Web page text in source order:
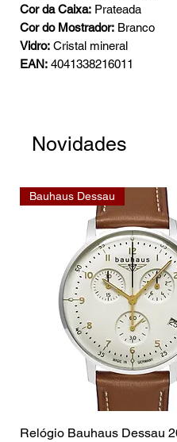
Cor da Caixa: Prateada
Cor do Mostrador: Branco
Vidro: Cristal mineral
EAN: 4041338216011
Novidades
Bauhaus Dessau
Relógio Bauhaus Dessau